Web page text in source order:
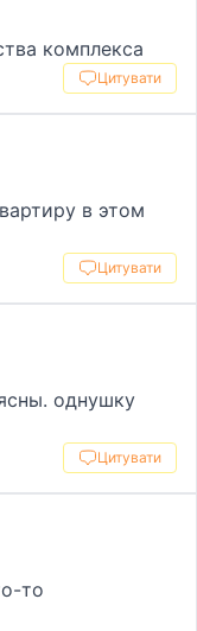
комплекса
Цитувати
в этом
Цитувати
однушку
Цитувати
то